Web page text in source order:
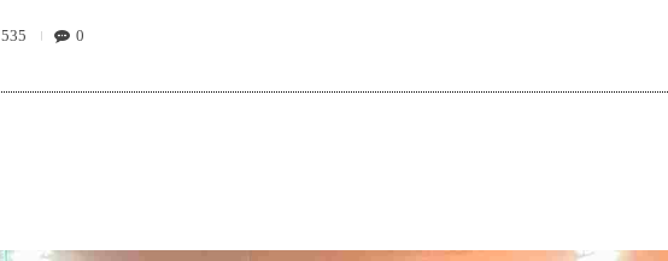
535 0